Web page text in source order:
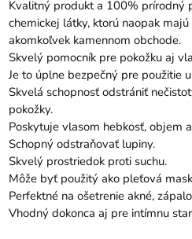
Kvalitný produkt a 100% prírodný
chemickej látky, ktorú naopak
akomkoľvek kamennom obchode.
Skvelý pomocník pre pokožku aj
Je to úplne bezpečný pre použitie
Skvelá schopnosť odstrániť
pokožky.
Poskytuje vlasom hebkosť, objem
Schopný odstraňovať lupiny.
Skvelý prostriedok proti suchu.
Môže byť použitý ako pleťová
Perfektné na ošetrenie akné,
Vhodný dokonca aj pre intímnu